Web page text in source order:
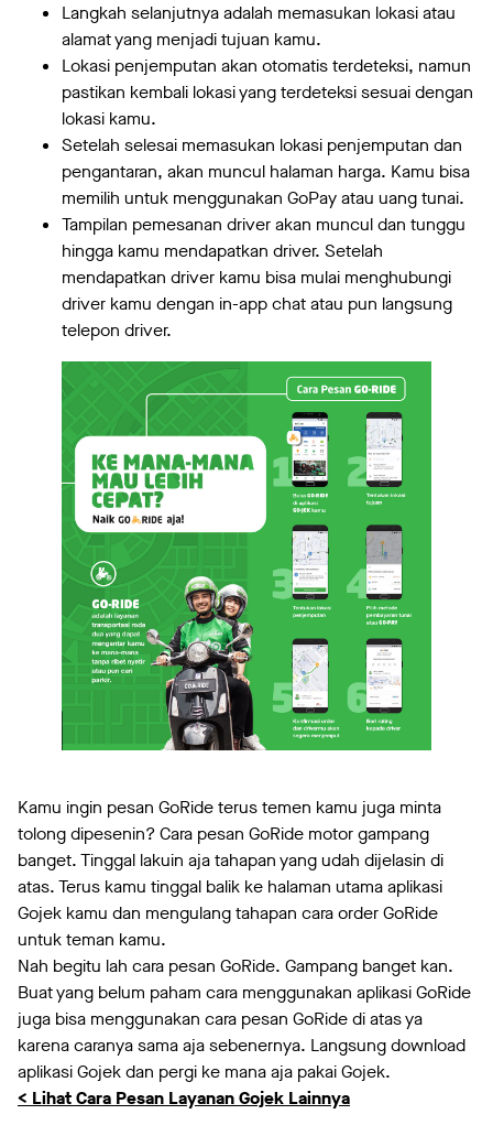
Langkah selanjutnya adalah memasukan lokasi atau
alamat yang menjadi tujuan kamu.
Lokasi penjemputan akan otomatis terdeteksi, namun
pastikan kembali lokasi yang terdeteksi sesuai dengan
lokasi kamu.
Setelah selesai memasukan lokasi penjemputan dan
pengantaran, akan muncul halaman harga. Kamu bisa
memilih untuk menggunakan GoPay atau uang tunai.
Tampilan pemesanan driver akan muncul dan tunggu
hingga kamu mendapatkan driver. Setelah
mendapatkan driver kamu bisa mulai menghubungi
driver kamu dengan in-app chat atau pun langsung
telepon driver.
Kamu ingin pesan GoRide terus temen kamu juga minta
tolong dipesenin? Cara pesan GoRide motor gampang
banget. Tinggal lakuin aja tahapan yang udah dijelasin di
atas. Terus kamu tinggal balik ke halaman utama aplikasi
Gojek kamu dan mengulang tahapan cara order GoRide
untuk teman kamu.
Nah begitu lah cara pesan GoRide. Gampang banget kan.
Buat yang belum paham cara menggunakan aplikasi GoRide
juga bisa menggunakan cara pesan GoRide di atas ya
karena caranya sama aja sebenernya. Langsung download
aplikasi Gojek dan pergi ke mana aja pakai Gojek.
< Lihat Cara Pesan Layanan Gojek Lainnya